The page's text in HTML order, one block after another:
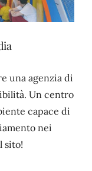
una agenzia di
Un centro
capace di
nei
sito!